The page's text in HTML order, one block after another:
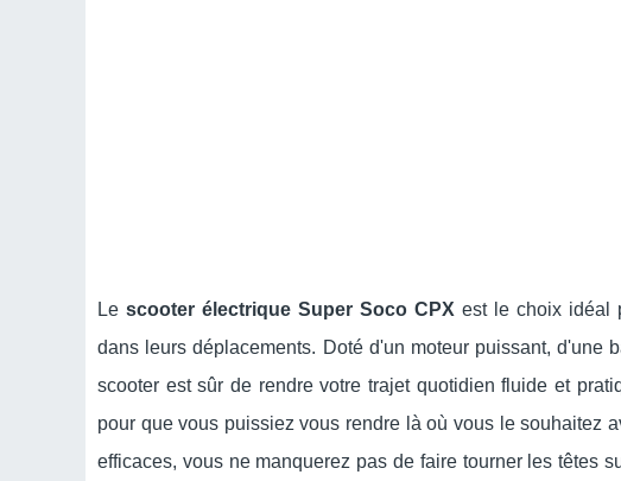
Le scooter électrique Super Soco CPX est le choix idéal
dans leurs déplacements. Doté d'un moteur puissant, d'une
scooter est sûr de rendre votre trajet quotidien fluide et
pour que vous puissiez vous rendre là où vous le souhaitez
efficaces, vous ne manquerez pas de faire tourner les têtes